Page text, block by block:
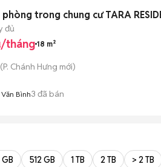
trong chung cư TARA
đủ
tháng 18 m²
(P. Chánh Hưng mới)
Bình3 đã bán
512 GB 1 TB 2 TB > 2 TB